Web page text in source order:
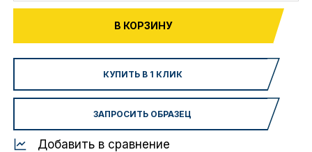
В КОРЗИНУ
КУПИТЬ В 1 КЛИК
ЗАПРОСИТЬ ОБРАЗЕЦ
Добавить в сравнение